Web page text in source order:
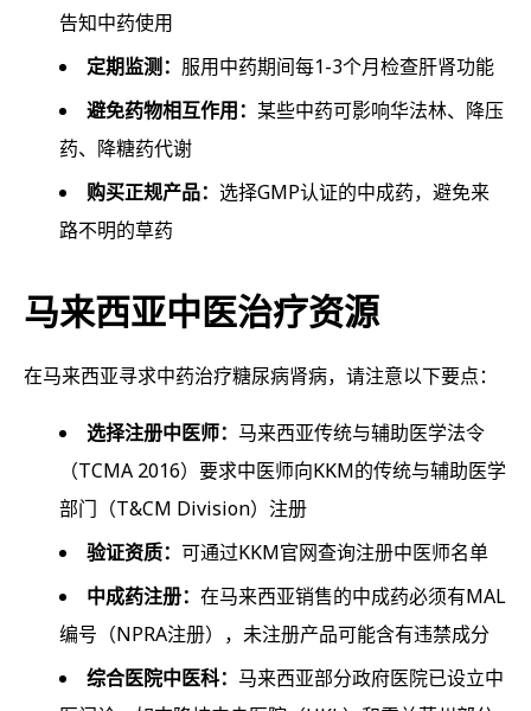
告知中药使用
定期监测： 服用中药期间每1-3个月检查肝肾功能
避免药物相互作用： 某些中药可影响华法林、降压
药、降糖药代谢
购买正规产品： 选择GMP认证的中成药，避免来
路不明的草药
马来西亚中医治疗资源
在马来西亚寻求中药治疗糖尿病肾病，请注意以下要点：
选择注册中医师： 马来西亚传统与辅助医学法令
（TCMA 2016）要求中医师向KKM的传统与辅助医学
部门（T&CM Division）注册
验证资质： 可通过KKM官网查询注册中医师名单
中成药注册： 在马来西亚销售的中成药必须有MAL
编号（NPRA注册），未注册产品可能含有违禁成分
综合医院中医科： 马来西亚部分政府医院已设立中